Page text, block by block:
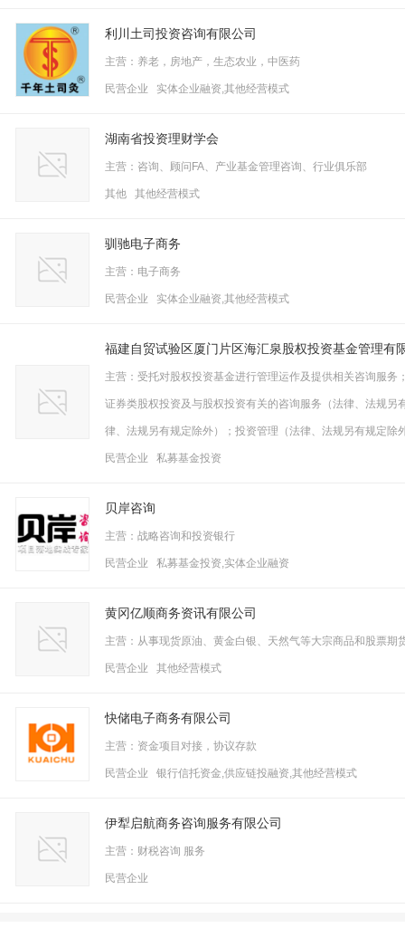
利川土司投资咨询有限公司
主营：养老，房地产，生态农业，中医药
民营企业 实体企业融资,其他经营模式
湖南省投资理财学会
主营：咨询、顾问FA、产业基金管理咨询、行业俱乐部
其他 其他经营模式
驯驰电子商务
主营：电子商务
民营企业 实体企业融资,其他经营模式
福建自贸试验区厦门片区海汇泉股权投资基金管理有
主营：受托对股权投资基金进行管理运作及提供相关咨询服
证券类股权投资及与股权投资有关的咨询服务（法律、法规
律、法规另有规定除外）；投资管理（法律、法规另有规定除
民营企业 私募基金投资
贝岸咨询
主营：战略咨询和投资银行
民营企业 私募基金投资,实体企业融资
黄冈亿顺商务资讯有限公司
主营：从事现货原油、黄金白银、天然气等大宗商品和股票期
民营企业 其他经营模式
快储电子商务有限公司
主营：资金项目对接，协议存款
民营企业 银行信托资金,供应链投融资,其他经营模式
伊犁启航商务咨询服务有限公司
主营：财税咨询 服务
民营企业